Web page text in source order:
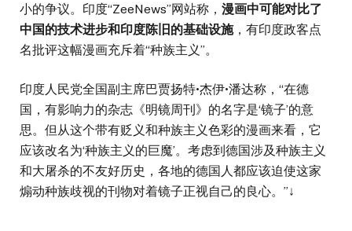
小的争议。印度“ZeeNews”网站称， 漫画中可能对比了
中国的技术进步和印度陈旧的基础设施，有印度政客点
名批评这幅漫画充斥着“种族主义”。
印度人民党全国副主席巴贾扬特•杰伊•潘达称，“在德
国，有影响力的杂志《明镜周刊》的名字是‘镜子’的意
思。但从这个带有贬义和种族主义色彩的漫画来看，它
应该改名为‘种族主义的巨魔’。考虑到德国涉及种族主义
和大屠杀的不友好历史，各地的德国人都应该迫使这家
煽动种族歧视的刊物对着镜子正视自己的良心。”↓